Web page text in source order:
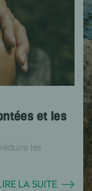
et les
les
LA SUITE